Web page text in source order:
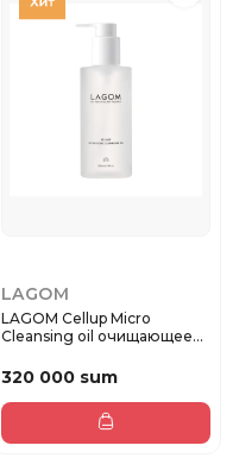
LAGOM
LAGOM Cellup Micro
Cleansing oil очищающее
320 000 sum